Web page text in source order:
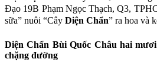
Đạo 19B Phạm Ngọc Thạch, Q3,
sữa” nuôi “Cây Diện Chẩn” ra hoa và
Diện Chẩn Bùi Quốc Châu hai
chặng đường